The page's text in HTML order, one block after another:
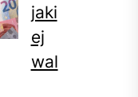
jaki
ej
wal